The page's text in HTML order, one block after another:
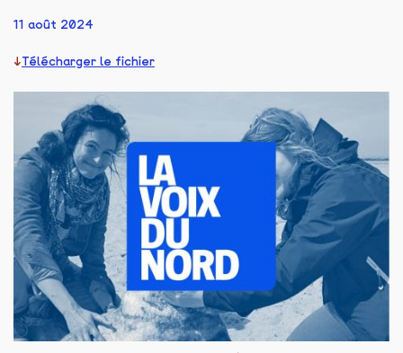
11 août 2024
Télécharger le fichier